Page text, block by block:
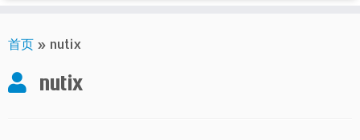
首页 » nutix
nutix